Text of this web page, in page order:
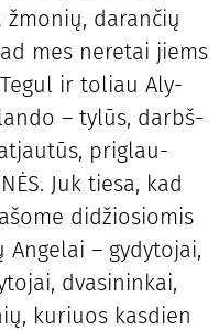
žmo­nių, da­ran­čių
mes ne­re­tai jiems
ir to­liau Aly­
– ty­lūs, darbš­
pri­glau­
Juk tie­sa, kad
di­džio­sio­mis
– gy­dy­to­jai,
dva­si­nin­kai,
ku­riuos kas­dien